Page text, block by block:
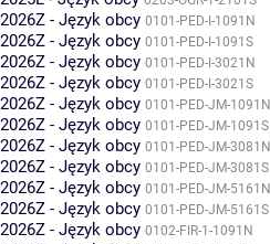
2026Z - Język obcy 0101-PED-I-1091N
2026Z - Język obcy 0101-PED-I-1091S
2026Z - Język obcy 0101-PED-I-3021N
2026Z - Język obcy 0101-PED-I-3021S
2026Z - Język obcy 0101-PED-JM-1091N
2026Z - Język obcy 0101-PED-JM-1091S
2026Z - Język obcy 0101-PED-JM-3081N
2026Z - Język obcy 0101-PED-JM-3081S
2026Z - Język obcy 0101-PED-JM-5161N
2026Z - Język obcy 0101-PED-JM-5161S
2026Z - Język obcy 0102-FIR-1-1091N